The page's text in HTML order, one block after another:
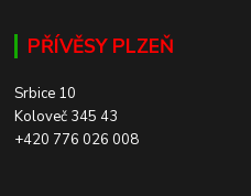
PŘÍVĚSY PLZEŇ
Srbice 10
Koloveč 345 43
+420 776 026 008